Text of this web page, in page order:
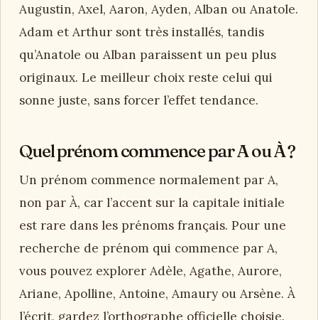
Augustin, Axel, Aaron, Ayden, Alban ou Anatole.
Adam et Arthur sont très installés, tandis
qu’Anatole ou Alban paraissent un peu plus
originaux. Le meilleur choix reste celui qui
sonne juste, sans forcer l’effet tendance.
Quel prénom commence par A ou À ?
Un prénom commence normalement par A,
non par À, car l’accent sur la capitale initiale
est rare dans les prénoms français. Pour une
recherche de prénom qui commence par A,
vous pouvez explorer Adèle, Agathe, Aurore,
Ariane, Apolline, Antoine, Amaury ou Arsène. À
l’écrit, gardez l’orthographe officielle choisie.